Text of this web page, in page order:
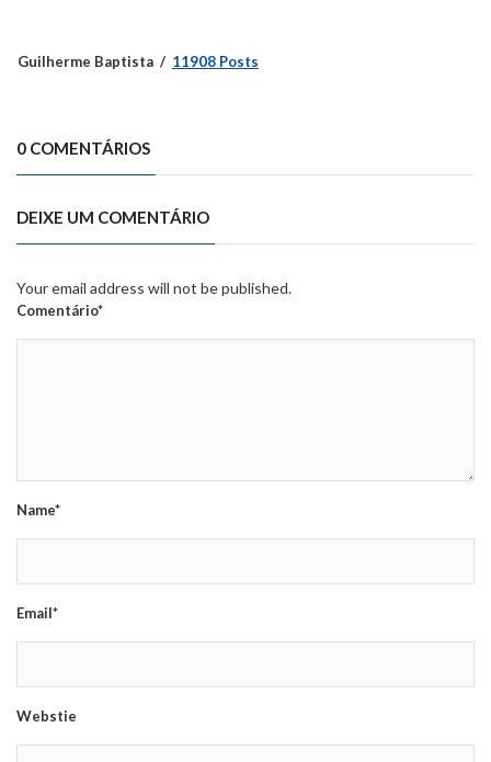
Guilherme Baptista 11908 Posts
0 COMENTÁRIOS
DEIXE UM COMENTÁRIO
Your email address will not be published.
Comentário*
Name*
Email*
Webstie